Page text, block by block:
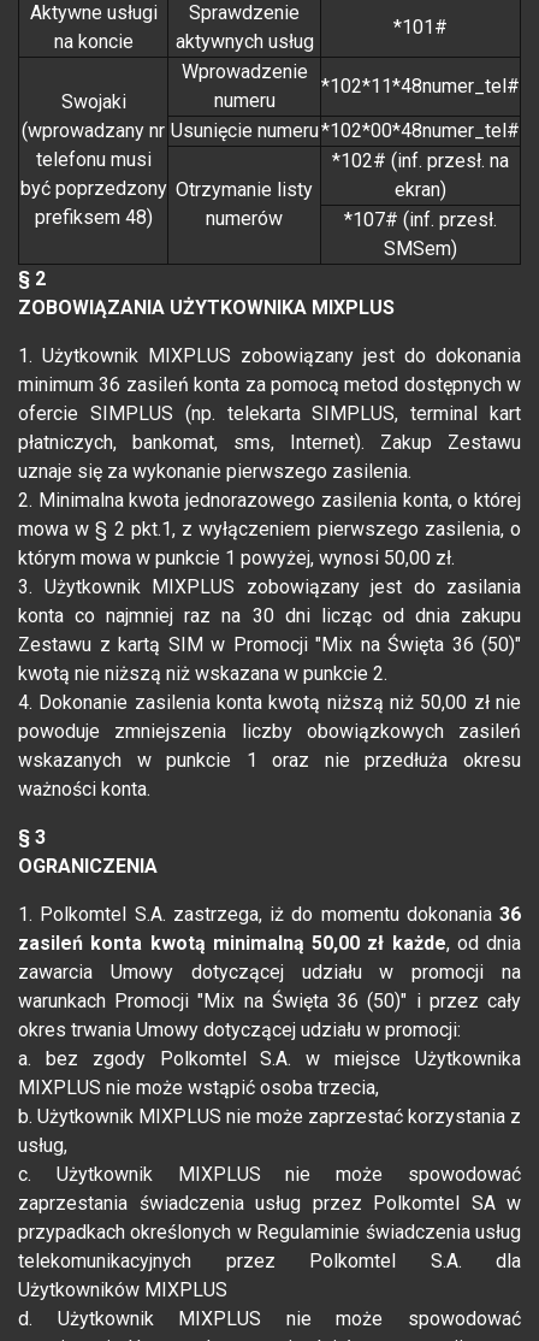
Aktywne usługi
na koncie
Sprawdzenie
aktywnych usług
*101#
Swojaki
(wprowadzany nr
telefonu musi
być poprzedzony
prefiksem 48)
Wprowadzenie
numeru
*102*11*48numer_tel#
Usunięcie numeru*102*00*48numer_tel#
Otrzymanie listy
numerów
*102# (inf. przesł. na
ekran)
*107# (inf. przesł.
SMSem)
§ 2
ZOBOWIĄZANIA UŻYTKOWNIKA MIXPLUS
1. Użytkownik MIXPLUS zobowiązany jest do dokonania
minimum 36 zasileń konta za pomocą metod dostępnych w
ofercie SIMPLUS (np. telekarta SIMPLUS, terminal kart
płatniczych, bankomat, sms, Internet). Zakup Zestawu
uznaje się za wykonanie pierwszego zasilenia.
2. Minimalna kwota jednorazowego zasilenia konta, o której
mowa w § 2 pkt.1, z wyłączeniem pierwszego zasilenia, o
którym mowa w punkcie 1 powyżej, wynosi 50,00 zł.
3. Użytkownik MIXPLUS zobowiązany jest do zasilania
konta co najmniej raz na 30 dni licząc od dnia zakupu
Zestawu z kartą SIM w Promocji "Mix na Święta 36 (50)"
kwotą nie niższą niż wskazana w punkcie 2.
4. Dokonanie zasilenia konta kwotą niższą niż 50,00 zł nie
powoduje zmniejszenia liczby obowiązkowych zasileń
wskazanych w punkcie 1 oraz nie przedłuża okresu
ważności konta.
§ 3
OGRANICZENIA
1. Polkomtel S.A. zastrzega, iż do momentu dokonania 36
zasileń konta kwotą minimalną 50,00 zł każde, od dnia
zawarcia Umowy dotyczącej udziału w promocji na
warunkach Promocji "Mix na Święta 36 (50)" i przez cały
okres trwania Umowy dotyczącej udziału w promocji:
a. bez zgody Polkomtel S.A. w miejsce Użytkownika
MIXPLUS nie może wstąpić osoba trzecia,
b. Użytkownik MIXPLUS nie może zaprzestać korzystania z
usług,
c. Użytkownik MIXPLUS nie może spowodować
zaprzestania świadczenia usług przez Polkomtel SA w
przypadkach określonych w Regulaminie świadczenia usług
telekomunikacyjnych przez Polkomtel S.A. dla
Użytkowników MIXPLUS
d. Użytkownik MIXPLUS nie może spowodować